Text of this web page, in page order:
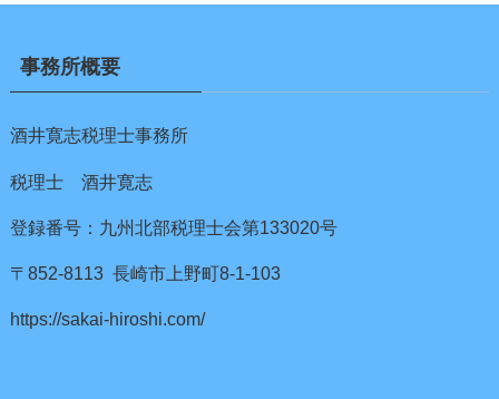
事務所概要
酒井寛志税理士事務所
税理士 酒井寛志
登録番号：九州北部税理士会第133020号
〒852-8113 長崎市上野町8-1-103
https://sakai-hiroshi.com/